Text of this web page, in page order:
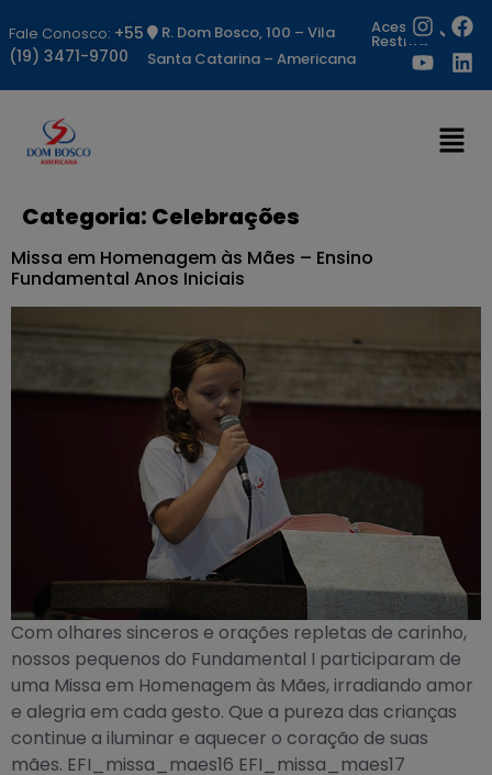
Fale Conosco: +55
(19) 3471-9700
R. Dom Bosco, 100 – Vila
Santa Catarina – Americana
Acesso
Restrito
Categoria: Celebrações
Missa em Homenagem às Mães – Ensino
Fundamental Anos Iniciais
Com olhares sinceros e orações repletas de carinho,
nossos pequenos do Fundamental I participaram de
uma Missa em Homenagem às Mães, irradiando amor
e alegria em cada gesto. Que a pureza das crianças
continue a iluminar e aquecer o coração de suas
mães. EFI_missa_maes16 EFI_missa_maes17